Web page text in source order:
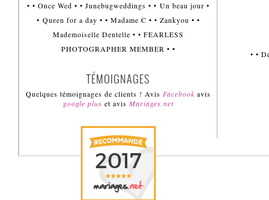
• • Once Wed • • Junebugweddings • • Un beau jour •
• Queen for a day • • Madame C • • Zankyou • •
Mademoiselle Dentelle • • FEARLESS
PHOTOGRAPHER MEMBER • •
TÉMOIGNAGES
Quelques témoignages de clients ! Avis Facebook avis
google plus et avis Mariages.net
• •